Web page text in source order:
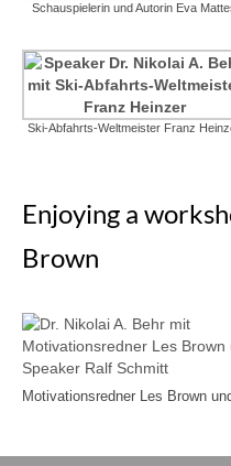
Schauspielerin und Autorin Eva
Ski-Abfahrts-Weltmeister Franz
Enjoying a
Brown
Motivationsredner Les Brown